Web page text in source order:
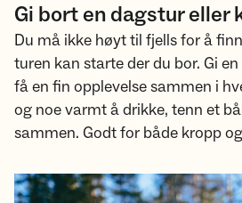
Gi bort en dagstur eller
Du må ikke høyt til fjells for å
turen kan starte der du bor. Gi
få en fin opplevelse sammen i
og noe varmt å drikke, tenn et
sammen. Godt for både kropp